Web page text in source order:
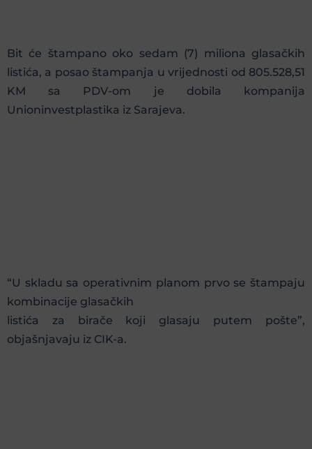
Bit će štampano oko sedam (7) miliona glasačkih
listića, a posao štampanja u vrijednosti od 805.528,51
KM sa PDV-om je dobila kompanija
Unioninvestplastika iz Sarajeva.
“U skladu sa operativnim planom prvo se štampaju
kombinacije glasačkih
listića za birače koji glasaju putem pošte”,
objašnjavaju iz CIK-a.